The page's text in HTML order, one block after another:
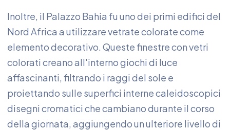
Inoltre, il Palazzo Bahia fu uno dei primi edifici del
Nord Africa a utilizzare vetrate colorate come
elemento decorativo. Queste finestre con vetri
colorati creano all'interno giochi di luce
affascinanti, filtrando i raggi del sole e
proiettando sulle superfici interne caleidoscopici
disegni cromatici che cambiano durante il corso
della giornata, aggiungendo un ulteriore livello di